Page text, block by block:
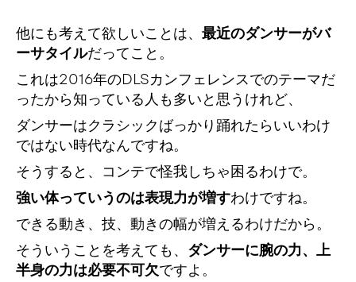
他にも考えて欲しいことは、 最近のダンサーがバ
ーサタイルだってこと。
これは2016年のDLSカンフェレンスでのテーマだ
ったから知っている人も多いと思うけれど、
ダンサーはクラシックばっかり踊れたらいいわけ
ではない時代なんですね。
そうすると、コンテで怪我しちゃ困るわけで。
強い体っていうのは表現力が増すわけですね。
できる動き、技、動きの幅が増えるわけだから。
そういうことを考えても、 ダンサーに腕の力、上
半身の力は必要不可欠ですよ。